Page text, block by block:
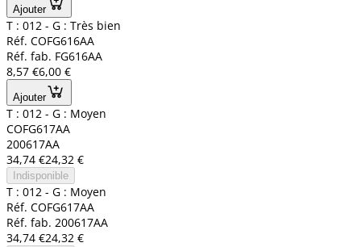
Ajouter
T : 012 - G : Très bien
Réf. COFG616AA
Réf. fab. FG616AA
8,57 €6,00 €
Ajouter
T : 012 - G : Moyen
COFG617AA
200617AA
34,74 €24,32 €
Indisponible
T : 012 - G : Moyen
Réf. COFG617AA
Réf. fab. 200617AA
34,74 €24,32 €